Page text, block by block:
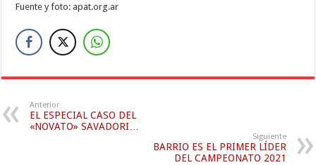
Fuente y foto: apat.org.ar
Anterior
EL ESPECIAL CASO DEL
«NOVATO» SAVADORI…
Siguiente
BARRIO ES EL PRIMER LÍDER
DEL CAMPEONATO 2021